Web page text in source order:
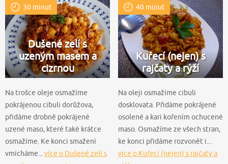
30 minut
Dušené zelí s
uzeným masem a
cizrnou
Na trošce oleje osmažíme
pokrájenou cibuli dorůžova,
přidáme drobně pokrájené
uzené maso, které také krátce
osmažíme. Ke konci smažení
vmícháme... více o Dušené zelí s
40 minut
Kuřecí (nejen) s
rajčaty a rýží
Na oleji osmažíme cibuli
dosklovata. Přidáme pokrájené
osolené a kari kořením ochucené
maso. Osmažíme ze všech stran,
ke konci přidáme rozvonět i...
více o Kuřecí (nejen) s rajčaty a